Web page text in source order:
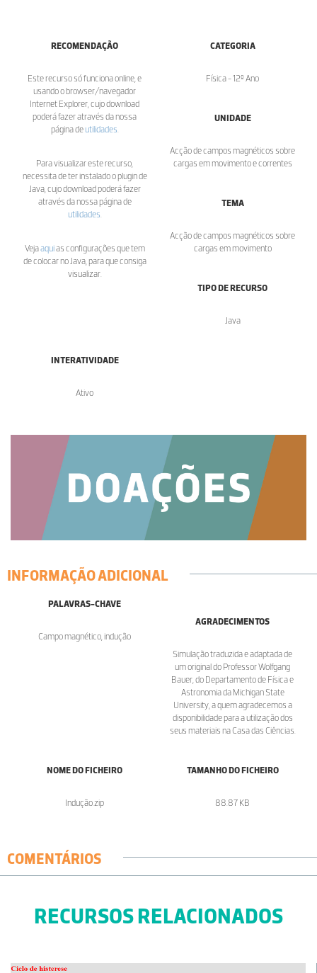
RECOMENDAÇÃO
Este recurso só funciona online, e
usando o browser/navegador
Internet Explorer, cujo download
poderá fazer através da nossa
página deutilidades
Para visualizar este recurso,
necessita de ter instalado o plugin de
Java, cujo download poderá fazer
através da nossa página de
utilidades
Vejaaquias configurações que tem
de colocar no Java, para que consiga
visualizar.
CATEGORIA
Física - 12º Ano
UNIDADE
Acção de campos magnéticos sobre
cargas em movimento e correntes
TEMA
Acção de campos magnéticos sobre
cargas em movimento
TIPO DE RECURSO
Java
INTERATIVIDADE
Ativo
INFORMAÇÃO ADICIONAL
PALAVRAS-CHAVE
Campo magnético, indução
AGRADECIMENTOS
Simulação traduzida e adaptada de
um original do Professor Wolfgang
Bauer, do Departamento de Física e
Astronomia da Michigan State
University, a quem agradecemos a
disponibilidade para a utilização dos
seus materiais na Casa das Ciências.
NOME DO FICHEIRO
Indução.zip
TAMANHO DO FICHEIRO
88.87 KB
COMENTÁRIOS
RECURSOS RELACIONADOS